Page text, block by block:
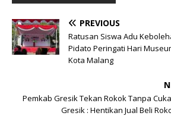
PREVIOUS
Ratusan Siswa Adu
Pidato Peringati Hari
Kota Malang
Pemkab Gresik Tekan Rokok Tanpa
Gresik : Hentikan Jual Beli